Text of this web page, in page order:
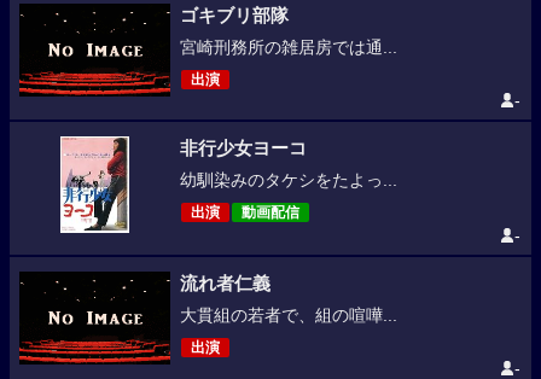
ゴキブリ部隊
宮崎刑務所の雑居房では通...
出演
-
非行少女ヨーコ
幼馴染みのタケシをたよっ...
出演 動画配信
-
流れ者仁義
大貫組の若者で、組の喧嘩...
出演
-